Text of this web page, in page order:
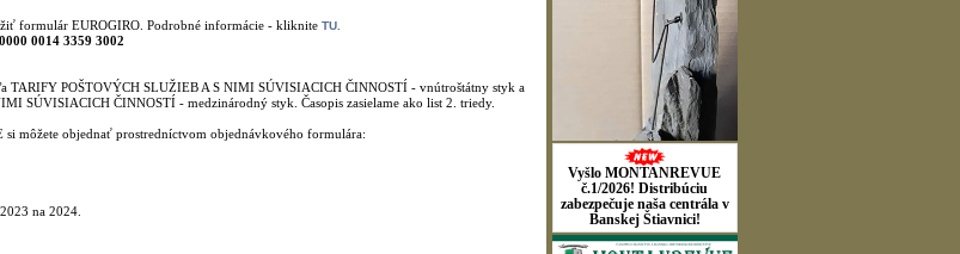
Vyšlo MONTANREVUE
č.1/2026! Distribúciu
zabezpečuje naša centrála v
Banskej Štiavnici!
formulár EUROGIRO. Podrobné informácie - kliknite TU.
0014 3359 3002
TARIFY POŠTOVÝCH SLUŽIEB A S NIMI SÚVISIACICH ČINNOSTÍ - vnútroštátny styk a
SÚVISIACICH ČINNOSTÍ - medzinárodný styk. Časopis zasielame ako list 2. triedy.
môžete objednať prostredníctvom objednávkového formulára:
na 2024.